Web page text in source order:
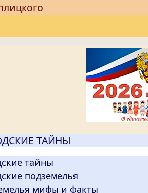
ТАЙНЫ
тайны
подземелья
мифы и факты